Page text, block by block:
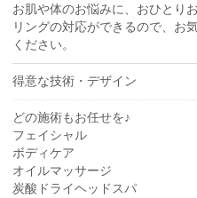
お肌や体のお悩みに、おひとり
リングの対応ができるので、お
ください。
得意な技術・デザイン
どの施術もお任せを♪
フェイシャル
ボディケア
オイルマッサージ
炭酸ドライヘッドスパ